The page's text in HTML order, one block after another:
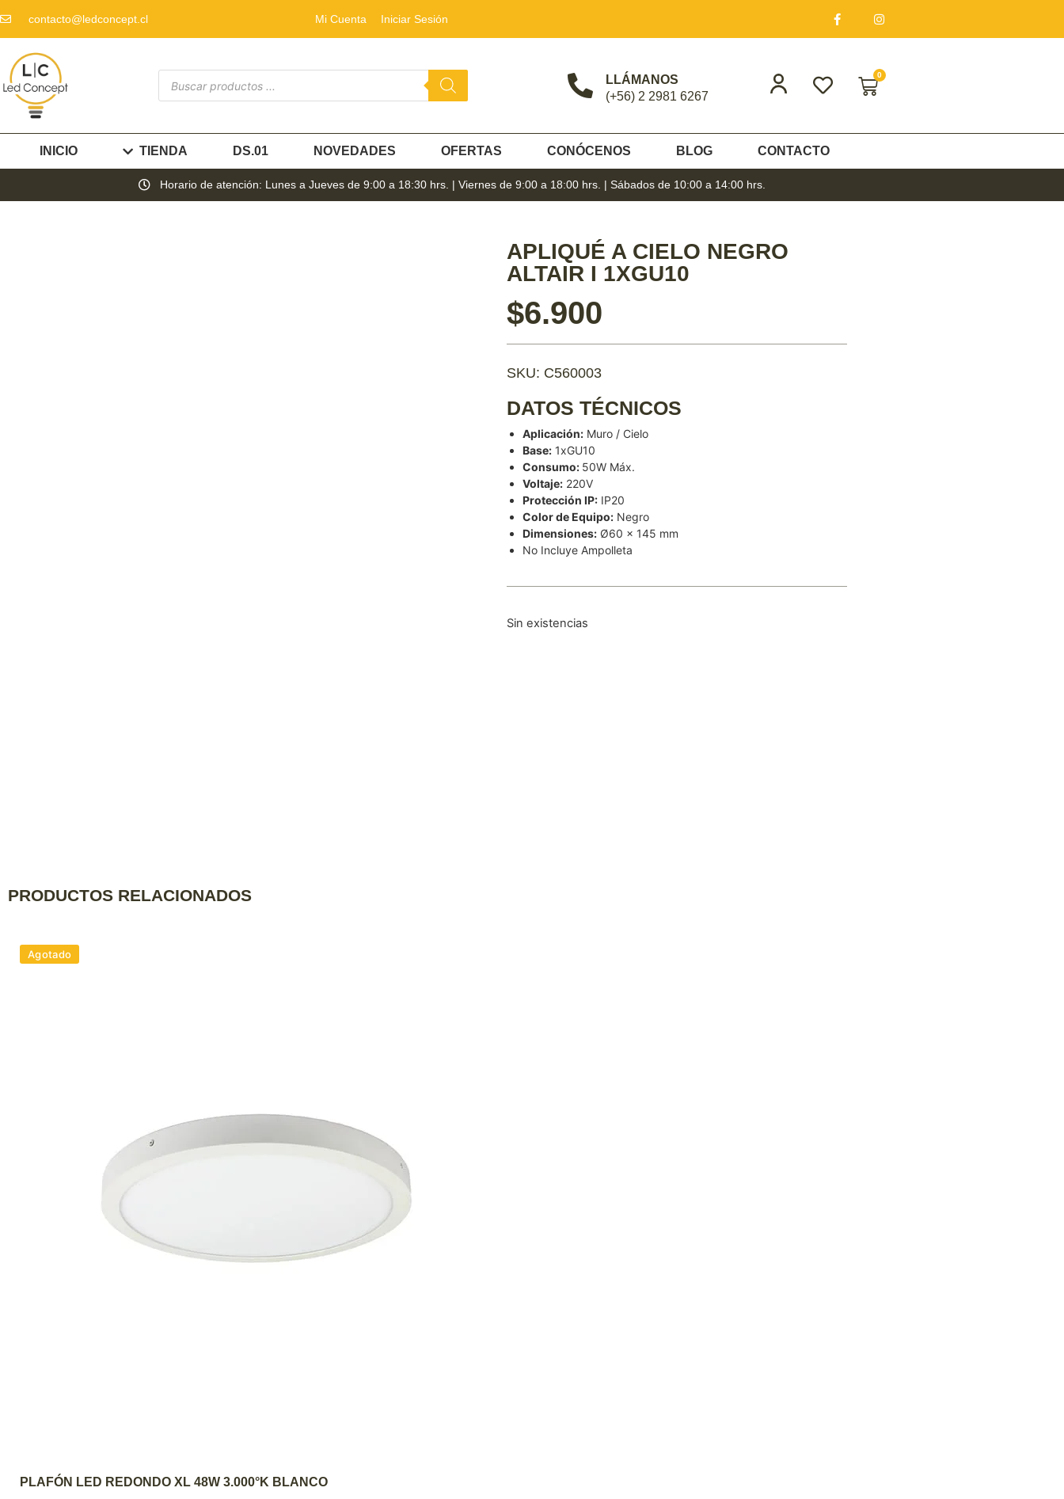
contacto@ledconcept.cl Mi Cuenta Iniciar Sesión
LLÁMANOS
(+56) 2 2981 6267
0
INICIO TIENDA DS.01 NOVEDADES OFERTAS CONÓCENOS BLOG CONTACTO
Horario de atención: Lunes a Jueves de 9:00 a 18:30 hrs. | Viernes de 9:00 a 18:00 hrs. | Sábados de 10:00 a 14:00 hrs.
APLIQUÉ A CIELO NEGRO
ALTAIR I 1XGU10
$6.900
SKU: C560003
DATOS TÉCNICOS
Aplicación: Muro / Cielo
Base: 1xGU10
Consumo: 50W Máx.
Voltaje: 220V
Protección IP: IP20
Color de Equipo: Negro
Dimensiones: Ø60 × 145 mm
No Incluye Ampolleta
Sin existencias
PRODUCTOS RELACIONADOS
Agotado
AGREGAR AL CARRITO
PLAFÓN LED REDONDO XL 48W 3.000°K BLANCO